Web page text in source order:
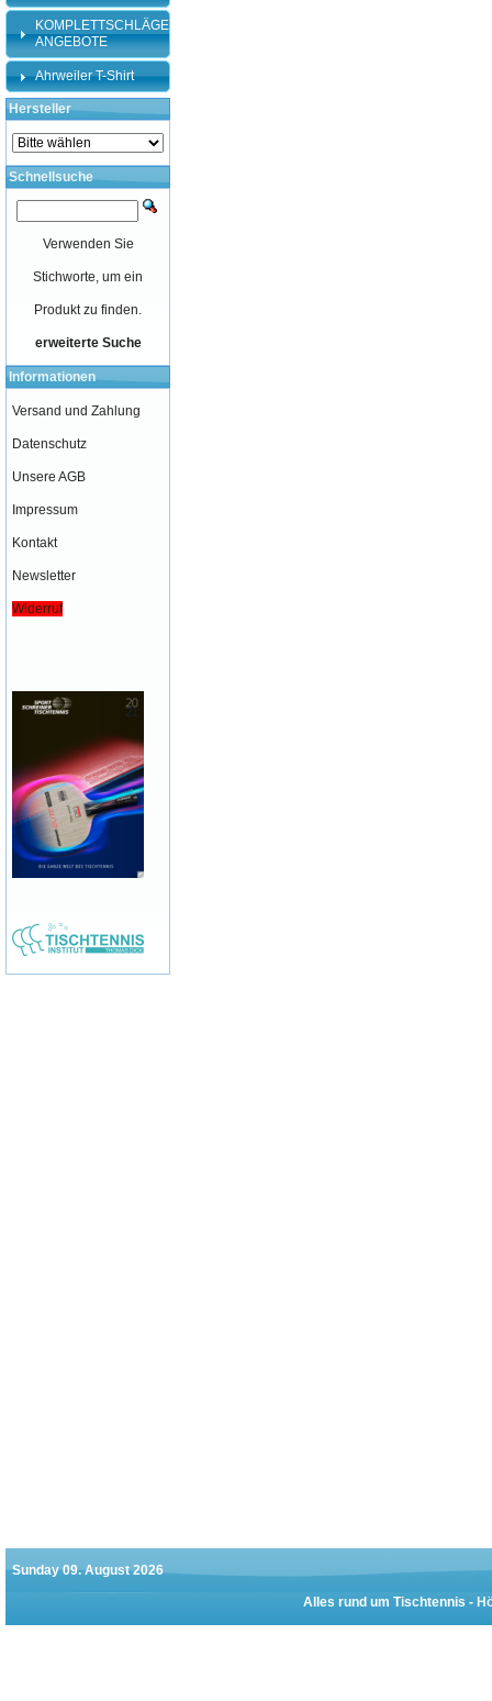
KOMPLETTSCHLÄGER-
ANGEBOTE
Ahrweiler T-Shirt
Hersteller
Schnellsuche
Verwenden Sie
Stichworte, um ein
Produkt zu finden.
erweiterte Suche
Informationen
Versand und Zahlung
Datenschutz
Unsere AGB
Impressum
Kontakt
Newsletter
Widerruf
Sunday 09. August 2026
Alles rund um Tischtennis -